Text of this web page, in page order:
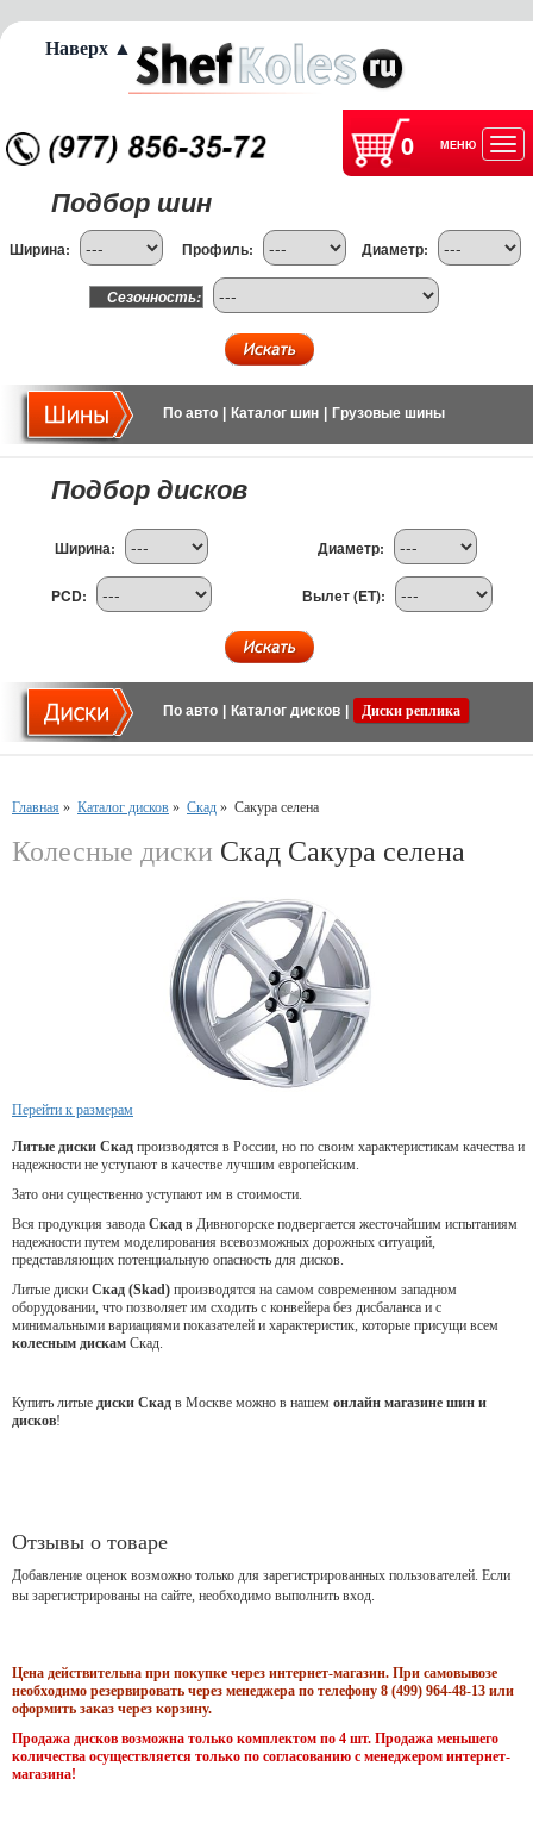
0 МЕНЮ
Подбор шин
Ширина: Профиль: Диаметр:
Сезонность:
По авто Каталог шин Грузовые шины
Подбор дисков
Ширина: Диаметр:
PCD: Вылет (ET):
По авто Каталог дисков Диски реплика
Главная » Каталог дисков » Скад » Сакура селена
Колесные диски Скад Сакура селена
Перейти к размерам
Литые диски Скад производятся в России, но по своим характеристикам качества и
надежности не уступают в качестве лучшим европейским.
Зато они существенно уступают им в стоимости.
Вся продукция завода Скад в Дивногорске подвергается жесточайшим испытаниям
надежности путем моделирования всевозможных дорожных ситуаций,
представляющих потенциальную опасность для дисков.
Литые диски Скад (Skad) производятся на самом современном западном
оборудовании, что позволяет им сходить с конвейера без дисбаланса и с
минимальными вариациями показателей и характеристик, которые присущи всем
колесным дискам Скад.
Купить литые диски Скад в Москве можно в нашем онлайн магазине шин и
дисков!
Отзывы о товаре
Добавление оценок возможно только для зарегистрированных пользователей. Если
вы зарегистрированы на сайте, необходимо выполнить вход.
Цена действительна при покупке через интернет-магазин. При самовывозе
необходимо резервировать через менеджера по телефону 8 (499) 964-48-13 или
оформить заказ через корзину.
Продажа дисков возможна только комплектом по 4 шт. Продажа меньшего
количества осуществляется только по согласованию с менеджером интернет-
магазина!
Наверх ▲